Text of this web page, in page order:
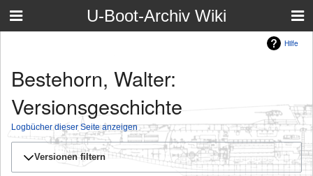
U-Boot-Archiv Wiki
Hilfe
Bestehorn, Walter:
Versionsgeschichte
Logbücher dieser Seite anzeigen
Versionen filtern